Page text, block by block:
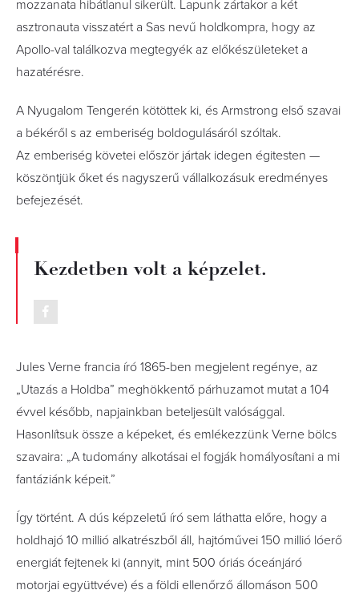
mozzanata hibátlanul sikerült. Lapunk zártakor a két
asztronauta visszatért a Sas nevű holdkompra, hogy az
Apollo-val találkozva megtegyék az előkészületeket a
hazatérésre.
A Nyugalom Tengerén kötöttek ki, és Armstrong első szavai
a békéről s az emberiség boldogulásáról szóltak.
Az emberiség követei először jártak idegen égitesten —
köszöntjük őket és nagyszerű vállalkozásuk eredményes
befejezését.
Kezdetben volt a képzelet.
Jules Verne francia író 1865-ben megjelent regénye, az
„Utazás a Holdba” meghökkentő párhuzamot mutat a 104
évvel később, napjainkban beteljesült valósággal.
Hasonlítsuk össze a képeket, és emlékezzünk Verne bölcs
szavaira: „A tudomány alkotásai el fogják homályosítani a mi
fantáziánk képeit.”
Így történt. A dús képzeletű író sem láthatta előre, hogy a
holdhajó 10 millió alkatrészből áll, hajtóművei 150 millió lóerő
energiát fejtenek ki (annyit, mint 500 óriás óceánjáró
motorjai együttvéve) és a földi ellenőrző állomáson 500